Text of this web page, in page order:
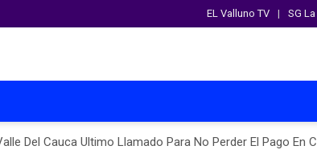
EL Valluno TV SG
Del Cauca Ultimo Llamado Para No Perder El Pago En